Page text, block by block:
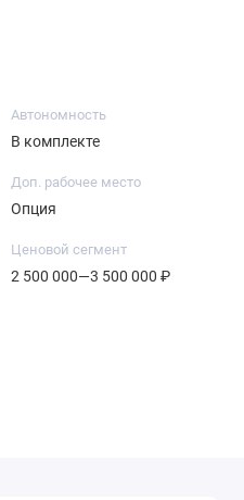
Автономность
В комплекте
Доп. рабочее место
Опция
Ценовой сегмент
2 500 000—3 500 000 ₽